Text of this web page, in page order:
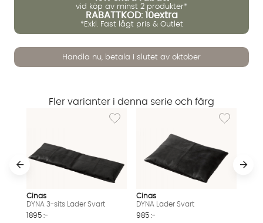
vid köp av minst 2 produkter*
RABATTKOD: 10extra
*Exkl. Fast lågt pris & Outlet
Handla nu, betala i slutet av oktober
Fler varianter i denna serie och färg
Lägg till i önskelista: DYNA 3-sits Läder Svart
Cinas
DYNA 3-sits Läder Svart
1895 :-
Lägg till i
Cinas
DYNA Läder Svart
985 :-
Vi använder AI för att svara på dina frågor. Konversationen
sparas i upp till 24 timmar för att kunna hjälpa dig. Vi delar
inte dina uppgifter med tredje part. Läs mer i vår
integritetspolicy.